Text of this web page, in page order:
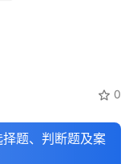
0
题、判断题及案